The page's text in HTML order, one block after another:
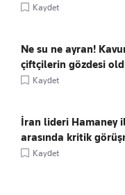
Kaydet
Ne su ne ayran!
çiftçilerin gözdesi
Kaydet
İran lideri Hamaney
arasında kritik
Kaydet